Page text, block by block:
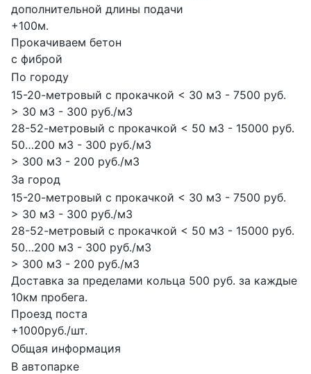
дополнительной длины подачи
+100м.
Прокачиваем бетон
с фиброй
По городу
15-20-метровый с прокачкой < 30 м3 - 7500 руб.
> 30 м3 - 300 руб./м3
28-52-метровый с прокачкой < 50 м3 - 15000 руб.
50…200 м3 - 300 руб./м3
> 300 м3 - 200 руб./м3
За город
15-20-метровый с прокачкой < 30 м3 - 7500 руб.
> 30 м3 - 300 руб./м3
28-52-метровый с прокачкой < 50 м3 - 15000 руб.
50…200 м3 - 300 руб./м3
> 300 м3 - 200 руб./м3
Доставка за пределами кольца 500 руб. за каждые
10км пробега.
Проезд поста
+1000руб./шт.
Общая информация
В автопарке